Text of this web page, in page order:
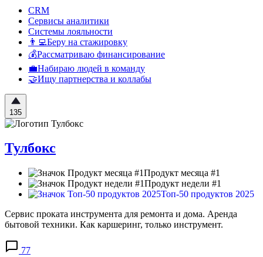
CRM
Сервисы аналитики
Системы лояльности
👨‍💻Беру на стажировку
💰Рассматриваю финансирование
💼Набираю людей в команду
🤝Ищу партнерства и коллабы
135
Тулбокс
Продукт месяца #1
Продукт недели #1
Топ-50 продуктов 2025
Сервис проката инструмента для ремонта и дома. Аренда
бытовой техники. Как каршеринг, только инструмент.
77